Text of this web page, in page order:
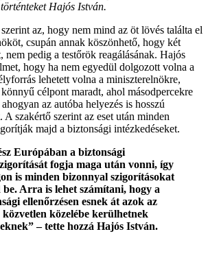
Hajós István.
az, hogy nem mind az öt lövés találta el
csupán annak köszönhető, hogy két
nem pedig a testőrök reagálásának. Hajós
hogy ha nem egyedül dolgozott volna a
lehetett volna a miniszterelnökre,
célpont maradt, ahol másodpercekre
az autóba helyezés is hosszú
szakértő szerint az eset után minden
majd a biztonsági intézkedéseket.
Európában a biztonsági
fogja maga után vonni, így
is minden bizonnyal szigorításokat
Arra is lehet számítani, hogy a
ellenőrzésen esnek át azok az
közelébe kerülhetnek
– tette hozzá Hajós István.